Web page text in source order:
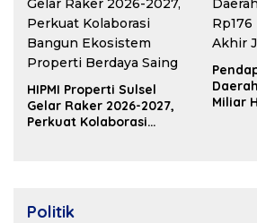
HIPMI Properti Sulsel
Gelar Raker 2026-2027,
Perkuat Kolaborasi
Miliar
Politik